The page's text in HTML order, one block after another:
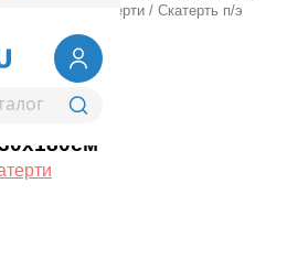
Скатерти / Скатерть п/э
п/э СДР